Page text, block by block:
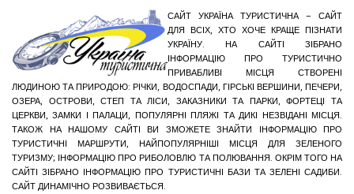
САЙТ УКРАЇНА ТУРИСТИЧНА – САЙТ
ДЛЯ ВСІХ, ХТО ХОЧЕ КРАЩЕ ПІЗНАТИ
УКРАЇНУ. НА САЙТІ ЗІБРАНО
ІНФОРМАЦІЮ ПРО ТУРИСТИЧНО
ПРИВАБЛИВІ МІСЦЯ СТВОРЕНІ
ЛЮДИНОЮ ТА ПРИРОДОЮ: РІЧКИ, ВОДОСПАДИ, ГІРСЬКІ ВЕРШИНИ, ПЕЧЕРИ,
ОЗЕРА, ОСТРОВИ, СТЕП ТА ЛІСИ, ЗАКАЗНИКИ ТА ПАРКИ, ФОРТЕЦІ ТА
ЦЕРКВИ, ЗАМКИ І ПАЛАЦИ, ПОПУЛЯРНІ ПЛЯЖІ ТА ДИКІ НЕЗВІДАНІ МІСЦЯ.
ТАКОЖ НА НАШОМУ САЙТІ ВИ ЗМОЖЕТЕ ЗНАЙТИ ІНФОРМАЦІЮ ПРО
ТУРИСТИЧНІ МАРШРУТИ, НАЙПОПУЛЯРНІШІ МІСЦЯ ДЛЯ ЗЕЛЕНОГО
ТУРИЗМУ; ІНФОРМАЦІЮ ПРО РИБОЛОВЛЮ ТА ПОЛЮВАННЯ. ОКРІМ ТОГО НА
САЙТІ ЗІБРАНО ІНФОРМАЦІЮ ПРО ТУРИСТИЧНІ БАЗИ ТА ЗЕЛЕНІ САДИБИ.
САЙТ ДИНАМІЧНО РОЗВИВАЄТЬСЯ.